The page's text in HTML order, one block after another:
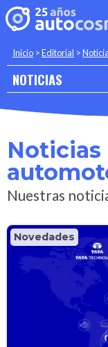
Inicio >Editorial >
NOTICIAS
Nuestras
Novedades